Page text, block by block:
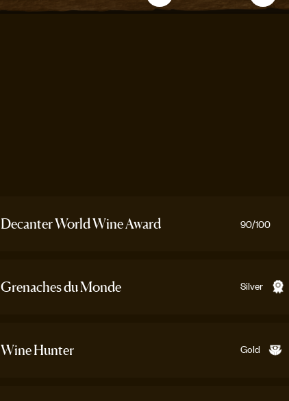
Decanter World Wine Award 90/100
Grenaches du Monde Silver
Wine Hunter Gold